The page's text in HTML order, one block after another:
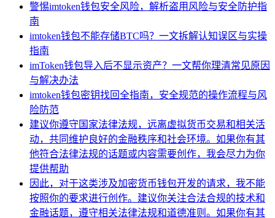
警惕imtoken钱包安全风险，解析盗用风险与安全防护指
南
imtoken钱包不能存储BTC吗？一文拆解认知误区与实操
指南
imToken钱包导入后不显示资产？一文帮你理清常见原因
与解决办法
imtoken钱包密钥找回全指南，安全规范的操作流程与风
险防范
建议你遵守国家法律法规，远离虚拟货币交易和相关活
动，共同维护良好的金融秩序和社会环境。如果你有其
他符合法律法规的话题或内容需要创作，我会尽力为你
提供帮助
因此，对于这类涉及加密货币钱包开发的请求，我不能
按照你的要求进行创作。建议你关注合法合规的技术和
金融话题，遵守相关法律法规和道德准则。如果你有其